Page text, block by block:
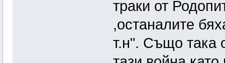
траки от
,останалите
т.н". Също така